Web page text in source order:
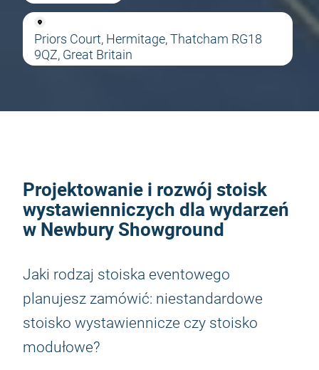
Priors Court, Hermitage, Thatcham RG18
9QZ, Great Britain
Projektowanie i rozwój stoisk
wystawienniczych dla wydarzeń
w Newbury Showground
Jaki rodzaj stoiska eventowego
planujesz zamówić: niestandardowe
stoisko wystawiennicze czy stoisko
modułowe?